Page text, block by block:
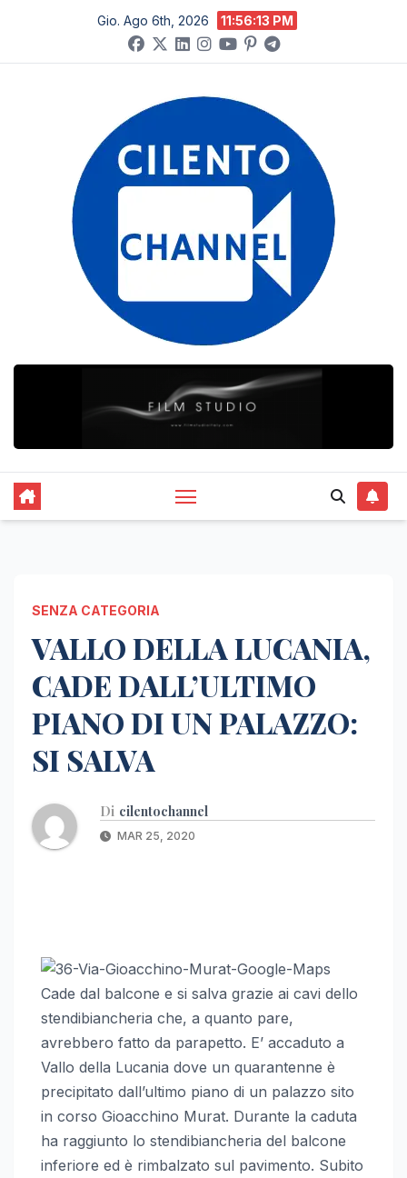
contenuto
Gio. Ago 6th, 2026 11:56:14 PM
SENZA CATEGORIA
VALLO DELLA LUCANIA,
CADE DALL’ULTIMO
PIANO DI UN PALAZZO:
SI SALVA
Di cilentochannel
MAR 25, 2020
Cade dal balcone e si salva grazie ai cavi dello
stendibiancheria che, a quanto pare,
avrebbero fatto da parapetto. E’ accaduto a
Vallo della Lucania dove un quarantenne è
precipitato dall’ultimo piano di un palazzo sito
in corso Gioacchino Murat. Durante la caduta
ha raggiunto lo stendibiancheria del balcone
inferiore ed è rimbalzato sul pavimento. Subito